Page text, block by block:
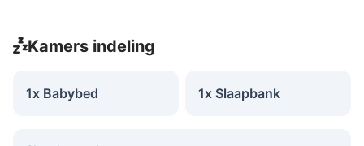
Kamers indeling
1x Babybed 1x Slaapbank